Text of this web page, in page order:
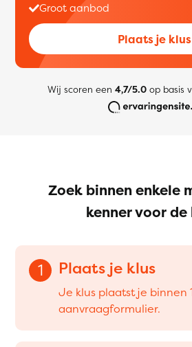
Groot aanbod
Plaats je klus
Wij scoren een 4,7/5.0op basis
Zoek binnen enkele
kenner voor de
1 Plaats je klus
Je klus plaatst je binnen
aanvraagformulier.